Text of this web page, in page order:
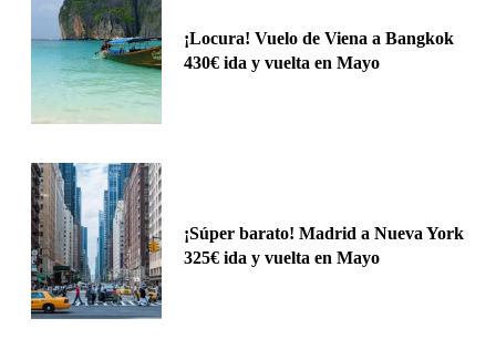
¡Locura! Vuelo de Viena a Bangkok
430€ ida y vuelta en Mayo
¡Súper barato! Madrid a Nueva York
325€ ida y vuelta en Mayo